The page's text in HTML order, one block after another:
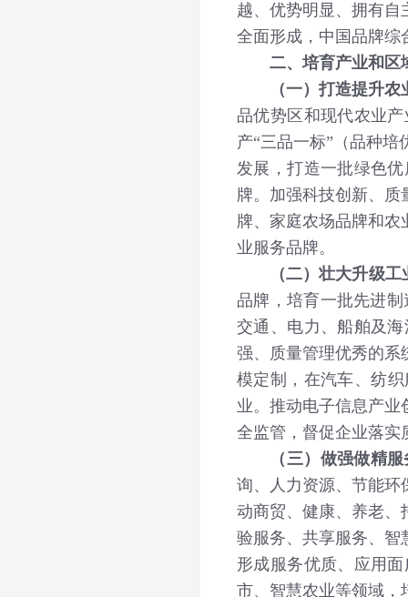
越、优势明显、拥有
全面形成，中国品牌综
二、培育产业和区
（一）打造提升
品优势区和现代农业
产“三品一标”（品种
发展，打造一批绿色
牌。加强科技创新、
牌、家庭农场品牌和
业服务品牌。
（二）壮大升级
品牌，培育一批先进
交通、电力、船舶及
强、质量管理优秀的系
模定制，在汽车、纺
业。推动电子信息产
全监管，督促企业落实
（三）做强做精
询、人力资源、节能环
动商贸、健康、养老、
验服务、共享服务、智
形成服务优质、应用
市、智慧农业等领域，